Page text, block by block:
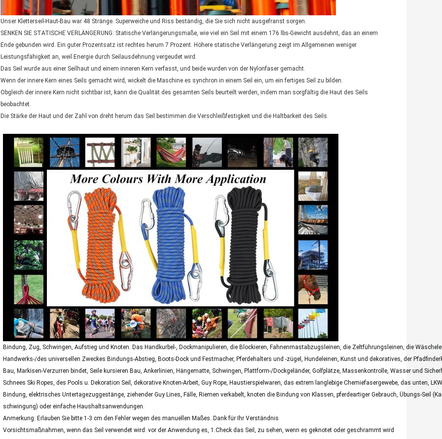
Unser Kletterseil-Haut-Bau war 48 Stränge. Superweiche und Riss beständig, die Sie sich nicht ausgefranst sorgen.
SENKEN SIE STATISCHE VERLÄNGERUNG: Statische Verlängerungsmaße, wie viel ein Seil mit einem 176 lbs-Gewicht ausdehnt, das an einem
Ende gebunden wird. Ein guter Prozentsatz ist rechtes herum 7 Prozent. Höhere statische Verlängerung zeigt im Allgemeinen weniger
Leistungsfähigkeit an, weil Energie durch Seilausdehnung vergeudet wird.
Das Seil wurde aus einer Seilhaut und einem inneren Kern verfasst, und beide wurden von der Nylonfaser gemacht.
Wenn der innere Kern eines Seils gemacht wird, wickelt die Maschine es synchron in einem Seil ein, um ein fertiges Seil zu bilden.
Obgleich der innere Kern nicht sichtbar ist, kann die Qualität des gesamten Seils beurteilt werden, indem man sorgfältig die Haut des Seils
beobachtet.
Die Stärke der Haut und der Zahl von dreht herum das Seil bestimmen die Verschleißfestigkeit und die Haltbarkeit des Seils.
Bindung, Zug, Schwingen, Aufstieg und Knoten. Das Handkurbel-, Dockmanipulieren, die Blockieren, Fahnenmastabzugsleinen, die Zeltführungsleinen, die
Handwerks-/des universellen Zweckes Bindungs-Abstieg, Boots-Dock und Festmacher, Pferdehalters und -zügel, Hundeleinen, Kunst und dekoratives, der
Bau, Markisen-Verzurren bindet, Seile kursieren Bau, Ankerlinien, Hängematte, Schwingen, Plattform-/Dockgeländer, Golfplätze, Massenkontrolle, Wasser und
Schnees Ski Ropes, des Pools u. Dekoration Seil, dekorative Knoten-Arbeit, Guy Rope, Haustierspielwaren, das extrem langlebige Chemiefasergewebe, das unten,
Bindung, elektrisches Untertagezuggestänge, ziehender Guy Lines, Fälle, Riemen verkabelt, knoten die Bindung von Klassen, pferdeartiger Gebrauch, Übungs-Seil
schwingung) oder einfache Haushaltsanwendungen.
Anmerkung: Erlauben Sie bitte 1-3 cm den Fehler wegen des manuellen Maßes. Dank für Ihr Verständnis
Vorsichtsmaßnahmen, wenn das Seil verwendet wird: vor der Anwendung es, 1.Check das Seil, zu sehen, wenn es geknotet oder geschrammt wird